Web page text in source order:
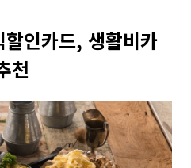
인카드, 생활비카
천